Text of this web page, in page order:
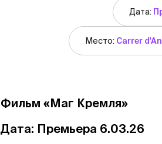
Дата:
Место: Carrer
Фильм «Маг Кремля»
Дата: Премьера 6.03.26